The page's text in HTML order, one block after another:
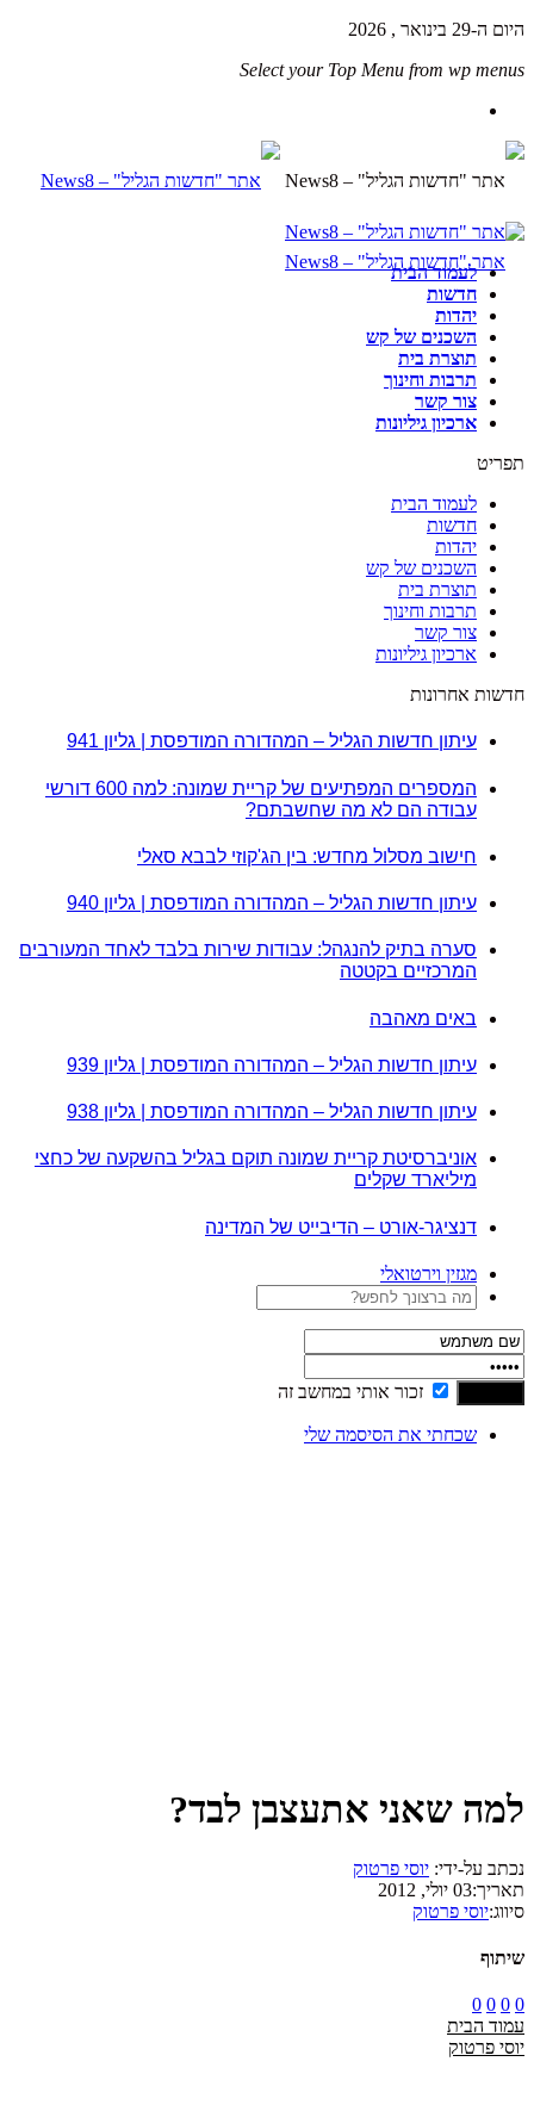
היום ה-29 בינואר , 2026
Select your Top Menu from wp menus
לעמוד הבית
חדשות
יהדות
השכנים של קש
תוצרת בית
תרבות וחינוך
צור קשר
ארכיון גיליונות
תפריט
לעמוד הבית
חדשות
יהדות
השכנים של קש
תוצרת בית
תרבות וחינוך
צור קשר
ארכיון גיליונות
חדשות אחרונות
עיתון חדשות הגליל – המהדורה המודפסת | גליון 941
המספרים המפתיעים של קריית שמונה: למה 600 דורשי
עבודה הם לא מה שחשבתם?
חישוב מסלול מחדש: בין הג'קוזי לבבא סאלי
עיתון חדשות הגליל – המהדורה המודפסת | גליון 940
סערה בתיק להנגהל: עבודות שירות בלבד לאחד המעורבים
המרכזיים בקטטה
באים מאהבה
עיתון חדשות הגליל – המהדורה המודפסת | גליון 939
עיתון חדשות הגליל – המהדורה המודפסת | גליון 938
אוניברסיטת קריית שמונה תוקם בגליל בהשקעה של כחצי
מיליארד שקלים
דנציגר-אורט – הדיבייט של המדינה
מגזין וירטואלי
זכור אותי במחשב זה
שכחתי את הסיסמה שלי
למה שאני אתעצבן לבד?
נכתב על-ידי: יוסי פרטוק
תאריך:03 יולי, 2012
סיווג:יוסי פרטוק
שיתוף
0
0
0
0
עמוד הבית
יוסי פרטוק